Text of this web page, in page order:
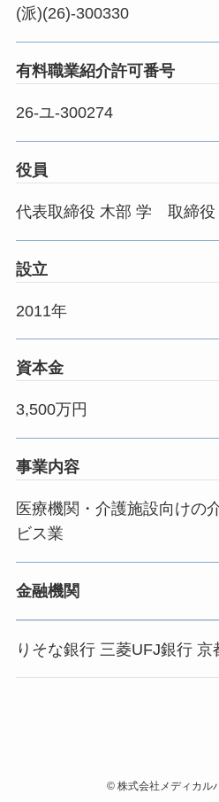
(派)(26)-300330
有料職業紹介許可番号
26-ユ-300274
役員
代表取締役 木部 学 取締役
設立
2011年
資本金
3,500万円
事業内容
医療機関・介護施設向けの
ビス業
金融機関
りそな銀行 三菱UFJ銀行
©株式会社メディカル